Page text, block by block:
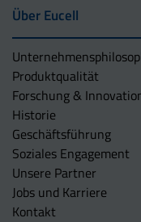
Über Eucell
Produktqualität
Forschung &
Historie
Geschäftsführung
Soziales Engagement
Unsere Partner
Jobs und Karriere
Kontakt